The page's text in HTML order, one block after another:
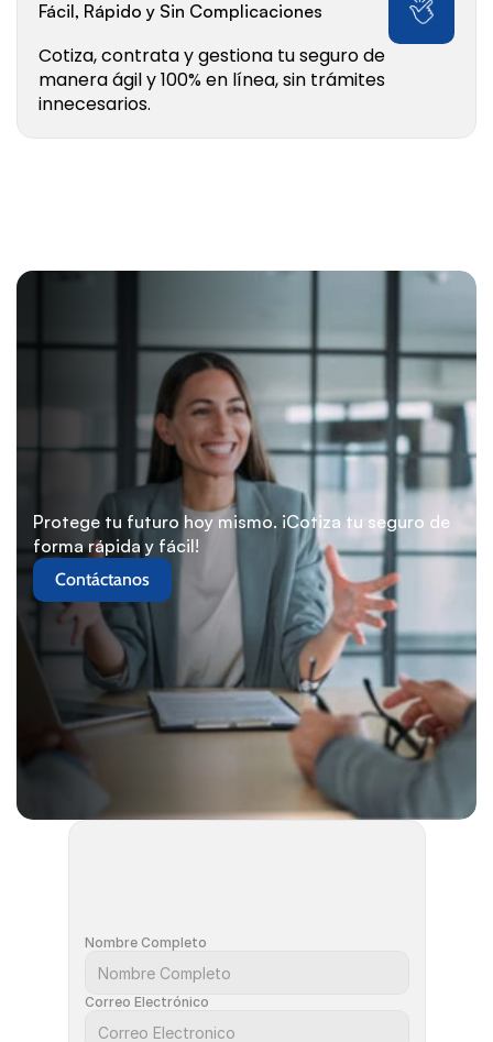
Fácil, Rápido y Sin Complicaciones
Cotiza, contrata y gestiona tu seguro de
manera ágil y 100% en línea, sin trámites
innecesarios.
Protege tu futuro hoy mismo. ¡Cotiza tu seguro de
forma rápida y fácil!
Contáctanos
Nombre Completo
Correo Electrónico